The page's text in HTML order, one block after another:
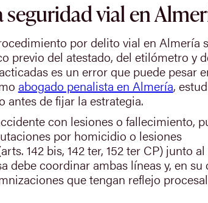
vial en
por delito vial en Almería
previo del atestado, del etilómetro y
es un error que puede pesar
abogado penalista en Almería,
antes de fijar la estrategia.
con lesiones o fallecimiento,
por homicidio o lesiones
142 bis, 142 ter, 152 ter CP) junto
debe coordinar ambas líneas y, en su
que tengan reflejo procesal